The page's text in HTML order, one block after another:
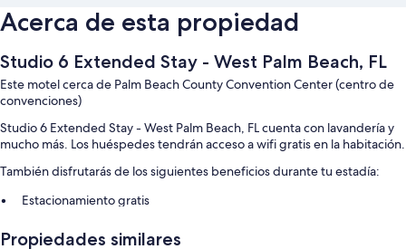
Acerca de esta propiedad
Studio 6 Extended Stay - West Palm Beach, FL
Este motel cerca de Palm Beach County Convention Center (centro de
convenciones)
Studio 6 Extended Stay - West Palm Beach, FL cuenta con lavandería y
mucho más. Los huéspedes tendrán acceso a wifi gratis en la habitación.
También disfrutarás de los siguientes beneficios durante tu estadía:
Estacionamiento gratis
áreas para no fumadores
Propiedades similares